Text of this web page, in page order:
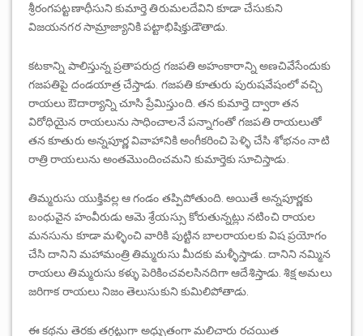
శ్రీరంగపట్టణాధీసుని కుమార్తె తిరుమలదేవిని కూడా చేసుకుని
విజయనగర సామ్రాజ్యానికి పట్టాభిషిక్తుడౌతాడు.
కటకాన్ని పాలిస్తున్న ప్రతాపరుద్ర గజపతి అహంకారాన్ని అణచివేసేందుకు
గజపతిపై దండయాత్ర చేస్తాడు. గజపతి కూతురు పురుషవేషంలో వచ్చి
రాయలు ఔదార్యాన్ని చూసి ప్రేమిస్తుంది. తన కుమార్తె ద్వారా తన
విరోధియైన రాయలును సాధించాలనే పన్నాగంతో గజపతి రాయలుతో
తన కూతురు అన్నపూర్ణ వివాహానికి అంగీకరించి పెళ్ళి చేసి శోభనం నాటి
రాత్రి రాయలును అంతమొందించమని కుమార్తెకు సూచిస్తాడు.
తిమ్మరుసు యుక్తివల్ల ఆ గండం తప్పిపోతుంది. అయితే అన్నపూర్ణకు
బంధువైన హంవీరుడు ఆమె శ్రేయస్సు కోరుతున్నట్లు నటించి రాయల
మనసును కూడా మళ్ళించి వారికి పుట్టిన బాలరాయలకు విష ప్రయోగం
చేసి దానిని మహామంత్రి తిమ్మరుసు మీదకు మళ్ళీస్తాడు. దానిని నమ్మిన
రాయలు తిమ్మరుసు కళ్ళు పెరికించవలసినదిగా ఆదేశిస్తాడు. శిక్ష అమలు
జరిగాక రాయలు నిజం తెలుసుకుని కుమిలిపోతాడు.
ఈ కథను తెరకు తగ్గట్టుగా అధ్బుతంగా మలిచారు రచయిత